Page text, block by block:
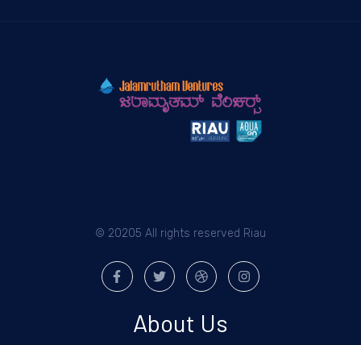
© 20205 All rights reserved Riau
About Us